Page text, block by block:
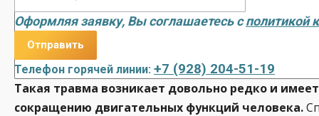
Оформляя заявку, Вы соглашаетесь сполитикой
Телефон горячей линии: +7 (928) 204-51-19
Такая травма возникает довольно редко и
сокращению двигательных функций человека.